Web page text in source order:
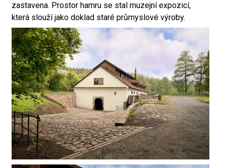
zastavena. Prostor hamru se stal muzejní expozicí,
která slouží jako doklad staré průmyslové výroby.